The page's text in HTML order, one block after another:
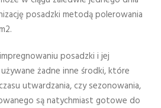
posadzki metodą polerowania
posadzki i jej
żadne inne środki, które
utwardzania, czy sezonowania,
są natychmiast gotowe do